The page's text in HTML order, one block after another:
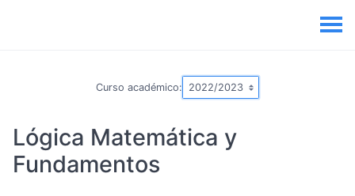
Curso académico:
Lógica Matemática y
Fundamentos